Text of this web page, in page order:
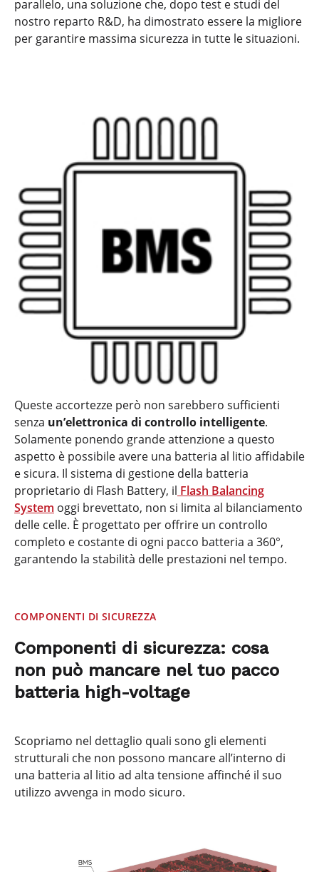
parallelo, una soluzione che, dopo test e studi del
nostro reparto R&D, ha dimostrato essere la migliore
per garantire massima sicurezza in tutte le situazioni.
Queste accortezze però non sarebbero sufficienti
senza un’elettronica di controllo intelligente.
Solamente ponendo grande attenzione a questo
aspetto è possibile avere una batteria al litio affidabile
e sicura. Il sistema di gestione della batteria
proprietario di Flash Battery, il Flash Balancing
System oggi brevettato, non si limita al bilanciamento
delle celle. È progettato per offrire un controllo
completo e costante di ogni pacco batteria a 360°,
garantendo la stabilità delle prestazioni nel tempo.
COMPONENTI DI SICUREZZA
Componenti di sicurezza: cosa
non può mancare nel tuo pacco
batteria high-voltage
Scopriamo nel dettaglio quali sono gli elementi
strutturali che non possono mancare all’interno di
una batteria al litio ad alta tensione affinché il suo
utilizzo avvenga in modo sicuro.